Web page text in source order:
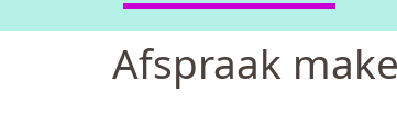
Afspraak